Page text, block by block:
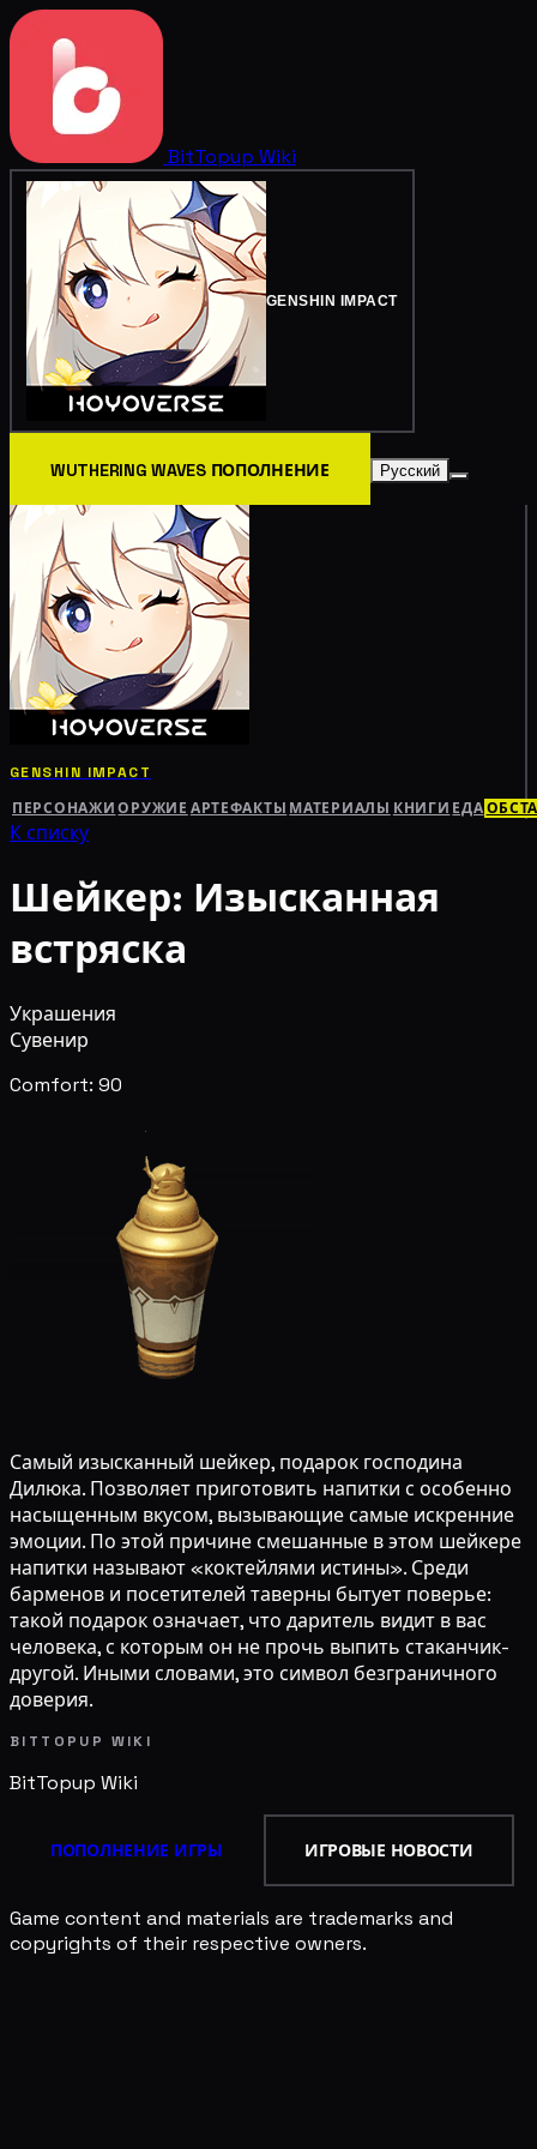
BitTopup Wiki
GENSHIN IMPACT
WUTHERING WAVES ПОПОЛНЕНИЕ Русский
GENSHIN IMPACT
ПЕРСОНАЖИ ОРУЖИЕ АРТЕФАКТЫ МАТЕРИАЛЫ КНИГИ ЕДА
К списку
Шейкер: Изысканная
встряска
Украшения
Сувенир
Comfort: 90
Самый изысканный шейкер, подарок господина
Дилюка. Позволяет приготовить напитки с особенно
насыщенным вкусом, вызывающие самые искренние
эмоции. По этой причине смешанные в этом шейкере
напитки называют «коктейлями истины». Среди
барменов и посетителей таверны бытует поверье:
такой подарок означает, что даритель видит в вас
человека, с которым он не прочь выпить стаканчик-
другой. Иными словами, это символ безграничного
доверия.
BITTOPUP WIKI
BitTopup Wiki
ПОПОЛНЕНИЕ ИГРЫ ИГРОВЫЕ НОВОСТИ
Game content and materials are trademarks and
copyrights of their respective owners.